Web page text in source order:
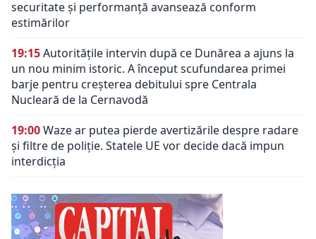
securitate și performanță avansează conform
estimărilor
19:15Autoritățile intervin după ce Dunărea a ajuns la
un nou minim istoric. A început scufundarea primei
barje pentru creșterea debitului spre Centrala
Nucleară de la Cernavodă
19:00Waze ar putea pierde avertizările despre radare
și filtre de poliție. Statele UE vor decide dacă impun
interdicția